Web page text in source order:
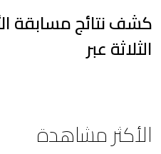
الثلاثة عبر
الأكثر مشاهدة